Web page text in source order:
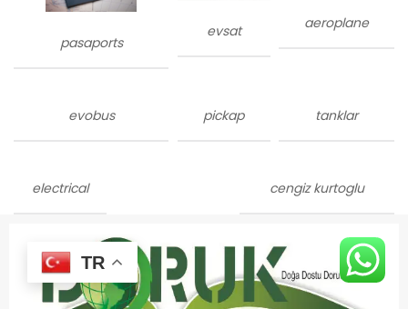
pasaports
evsat aeroplane
evobus pickap tanklar
electrical cengiz kurtoglu